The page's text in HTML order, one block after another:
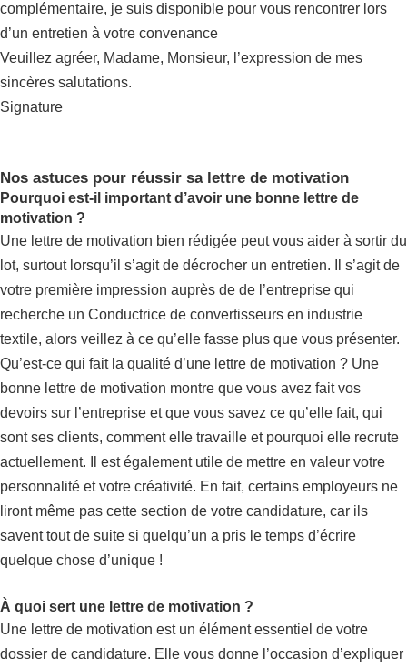
complémentaire, je suis disponible pour vous rencontrer lors
d’un entretien à votre convenance
Veuillez agréer, Madame, Monsieur, l’expression de mes
sincères salutations.
Signature
Nos astuces pour réussir sa lettre de motivation
Pourquoi est-il important d’avoir une bonne lettre de
motivation ?
Une lettre de motivation bien rédigée peut vous aider à sortir du
lot, surtout lorsqu’il s’agit de décrocher un entretien. Il s’agit de
votre première impression auprès de de l’entreprise qui
recherche un Conductrice de convertisseurs en industrie
textile, alors veillez à ce qu’elle fasse plus que vous présenter.
Qu’est-ce qui fait la qualité d’une lettre de motivation ? Une
bonne lettre de motivation montre que vous avez fait vos
devoirs sur l’entreprise et que vous savez ce qu’elle fait, qui
sont ses clients, comment elle travaille et pourquoi elle recrute
actuellement. Il est également utile de mettre en valeur votre
personnalité et votre créativité. En fait, certains employeurs ne
liront même pas cette section de votre candidature, car ils
savent tout de suite si quelqu’un a pris le temps d’écrire
quelque chose d’unique !
À quoi sert une lettre de motivation ?
Une lettre de motivation est un élément essentiel de votre
dossier de candidature. Elle vous donne l’occasion d’expliquer